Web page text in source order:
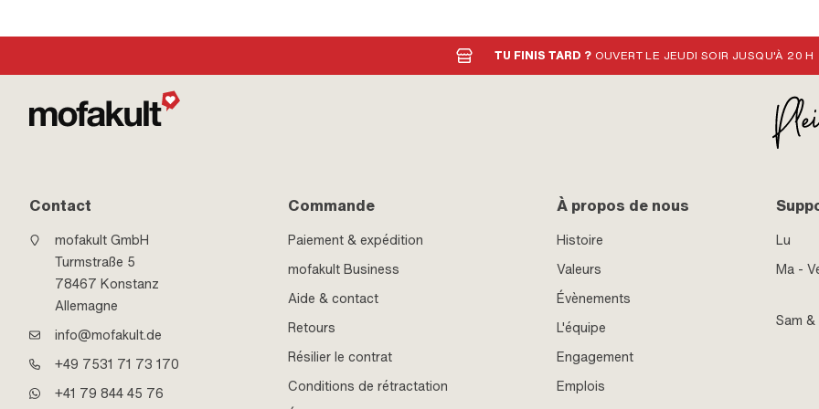
TU FINIS TARD ? OUVERT LE JEUDI SOIR JUSQU'À 20 H
Contact
mofakult GmbH
Turmstraße 5
78467 Konstanz
Allemagne
info@mofakult.de
+49 7531 71 73 170
+41 79 844 45 76
Commande
Paiement & expédition
mofakult Business
Aide & contact
Retours
Résilier le contrat
Conditions de rétractation
À propos de nous
Histoire
Valeurs
Évènements
L'équipe
Engagement
Emplois
Lu
Ma -
Sam